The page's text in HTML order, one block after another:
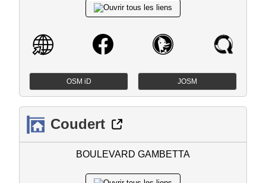
OSM iD JOSM
Coudert
BOULEVARD GAMBETTA